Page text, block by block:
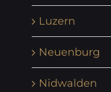
Luzern
Neuenburg
Nidwalden